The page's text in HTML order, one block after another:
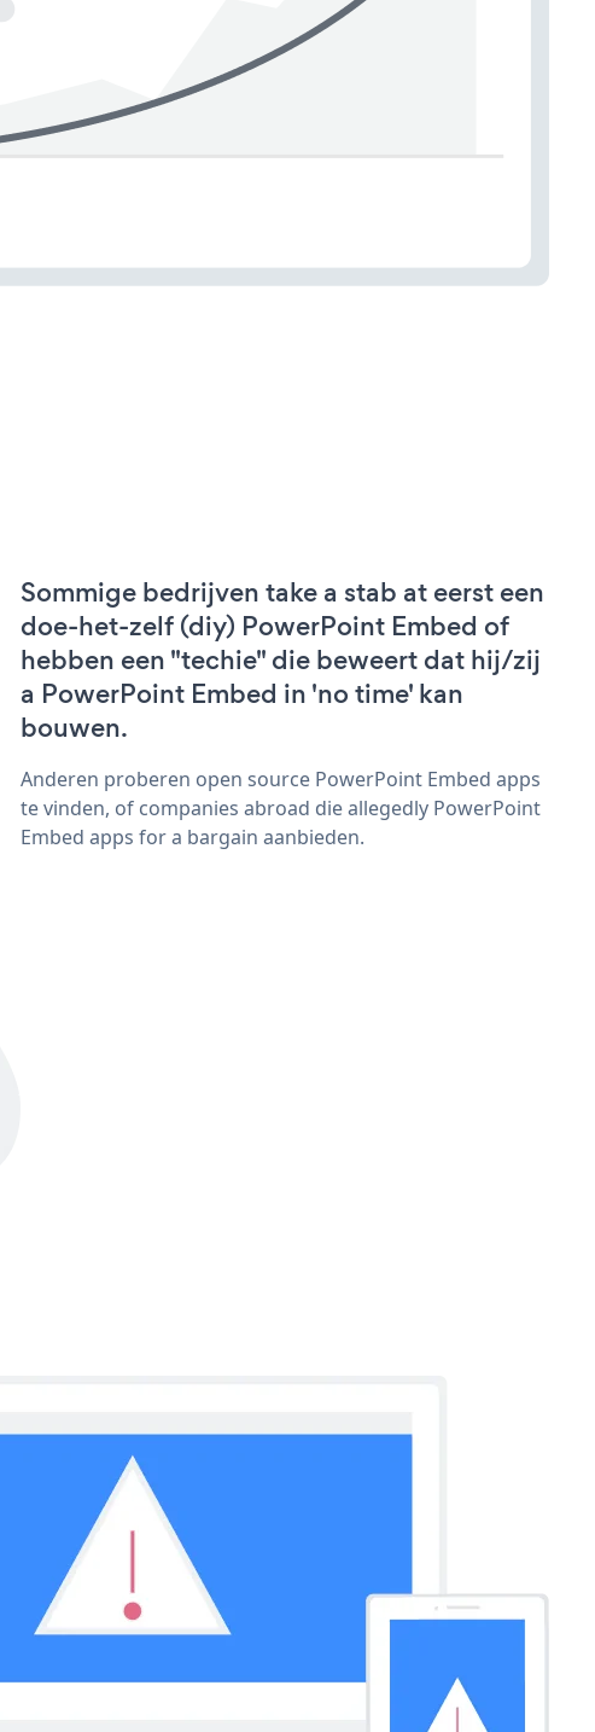
Sommige bedrijven take a stab at eerst een
doe-het-zelf (diy) PowerPoint Embed of
hebben een "techie" die beweert dat hij/zij
a PowerPoint Embed in 'no time' kan
bouwen.
Anderen proberen open source PowerPoint Embed apps
te vinden, of companies abroad die allegedly PowerPoint
Embed apps for a bargain aanbieden.